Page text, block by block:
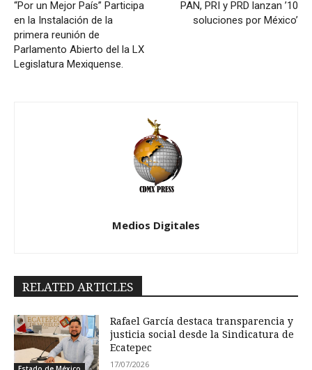
“Por un Mejor País” Participa
en la Instalación de la
primera reunión de
Parlamento Abierto del la LX
Legislatura Mexiquense.
PAN, PRI y PRD lanzan ’10
soluciones por México’
Medios Digitales
RELATED ARTICLES
Rafael García destaca transparencia y
justicia social desde la Sindicatura de
Ecatepec
17/07/2026